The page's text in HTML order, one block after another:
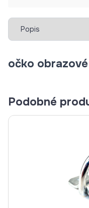
Vybrať záložku
očko
Podobné